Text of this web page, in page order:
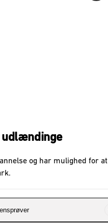
udlændinge
og har mulighed for at